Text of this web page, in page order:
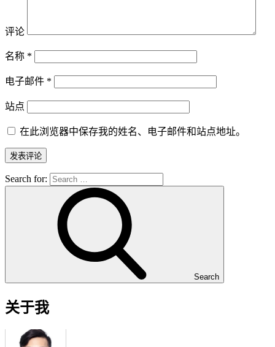
评论
名称 *
电子邮件 *
站点
在此浏览器中保存我的姓名、电子邮件和站点地址。
Search for:
Search
关于我